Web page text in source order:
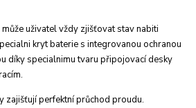
může uživatel vždy zjišťovat stav nabiti
kryt baterie s integrovanou ochranou
díky specialnimu tvarupřipojovací desky
zajišťují perfektníprůchod proudu.